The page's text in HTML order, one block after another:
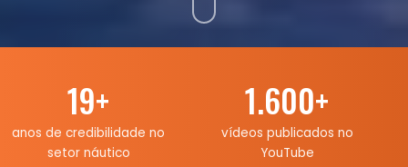
19+
anos de credibilidade no
setor náutico
1.600+
vídeos publicados no
YouTube